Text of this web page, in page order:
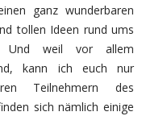
ganz wunderbaren
tollen Ideen rund ums
Und weil vor allem
kann ich euch nur
Teilnehmern des
sich nämlich einige